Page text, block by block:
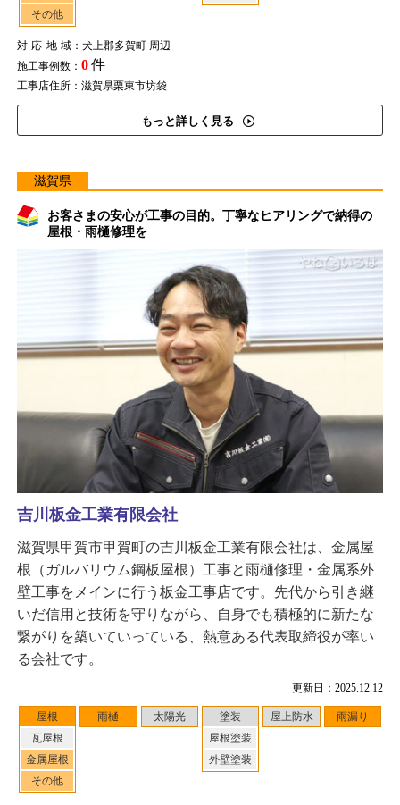
その他
対応地域：犬上郡多賀町 周辺
施工事例数： 0件
工事店住所：滋賀県栗東市坊袋
もっと詳しく見る
滋賀県
お客さまの安心が工事の目的。丁寧なヒアリングで納得の
屋根・雨樋修理を
更新日：2025.12.12
屋根
瓦屋根
金属屋根
その他
雨樋 太陽光
塗装
屋根塗装
外壁塗装
屋上防水 雨漏り
吉川板金工業有限会社
滋賀県甲賀市甲賀町の吉川板金工業有限会社は、金属屋
根（ガルバリウム鋼板屋根）工事と雨樋修理・金属系外
壁工事をメインに行う板金工事店です。先代から引き継
いだ信用と技術を守りながら、自身でも積極的に新たな
繋がりを築いていっている、熱意ある代表取締役が率い
る会社です。